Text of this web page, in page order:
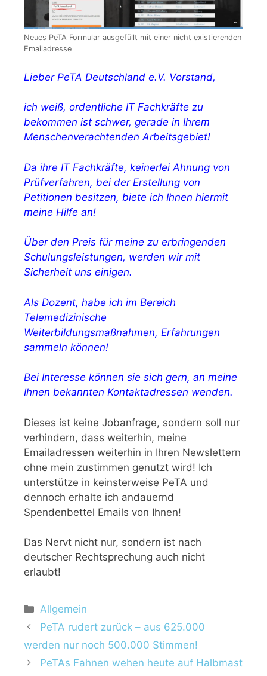
Neues PeTA Formular ausgefüllt mit einer nicht existierenden
Emailadresse
Lieber PeTA Deutschland e.V. Vorstand,
ich weiß, ordentliche IT Fachkräfte zu
bekommen ist schwer, gerade in Ihrem
Menschenverachtenden Arbeitsgebiet!
Da ihre IT Fachkräfte, keinerlei Ahnung von
Prüfverfahren, bei der Erstellung von
Petitionen besitzen, biete ich Ihnen hiermit
meine Hilfe an!
Über den Preis für meine zu erbringenden
Schulungsleistungen, werden wir mit
Sicherheit uns einigen.
Als Dozent, habe ich im Bereich
Telemedizinische
Weiterbildungsmaßnahmen, Erfahrungen
sammeln können!
Bei Interesse können sie sich gern, an meine
Ihnen bekannten Kontaktadressen wenden.
Dieses ist keine Jobanfrage, sondern soll nur
verhindern, dass weiterhin, meine
Emailadressen weiterhin in Ihren Newslettern
ohne mein zustimmen genutzt wird! Ich
unterstütze in keinsterweise PeTA und
dennoch erhalte ich andauernd
Spendenbettel Emails von Ihnen!
Das Nervt nicht nur, sondern ist nach
deutscher Rechtsprechung auch nicht
erlaubt!
Allgemein
PeTA rudert zurück – aus 625.000
werden nur noch 500.000 Stimmen!
PeTAs Fahnen wehen heute auf Halbmast